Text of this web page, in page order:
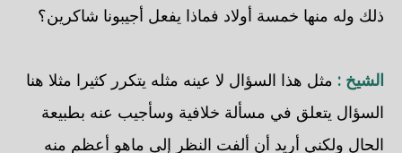
ذلك وله منها خمسة أولاد فماذا يفعل أجيبونا شاكرين؟
الشيخ : مثل هذا السؤال لا عينه مثله يتكرر كثيرا مثلا هنا
السؤال يتعلق في مسألة خلافية وسأجيب عنه بطبيعة
الحال ولكني أريد أن ألفت النظر إلى ماهو أعظم منه